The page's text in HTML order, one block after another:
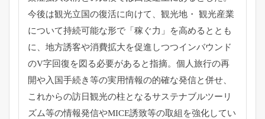
今後は観光立国の復活に向けて、観光地・ 観光産業
について持続可能な形で「稼ぐ力」を高めるととも
に、 地方誘客や消費拡大を促進しつつインバウンド
のV字回復を図る必要があると指摘。 個人旅行の再
開や入国手続き等の実用情報の的確な発信と併せ、
これからの訪日観光の柱となるサステナブルツーリ
ズム等の情報発信やMICE誘致等の取組を強化してい